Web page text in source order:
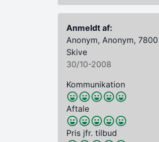
Anmeldt af:
Anonym, Anonym, 7800
Skive
30/10-2008
Kommunikation
Aftale
Pris jfr. tilbud